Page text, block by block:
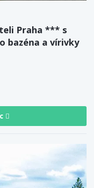
Praha *** s
bazéna a vírivky